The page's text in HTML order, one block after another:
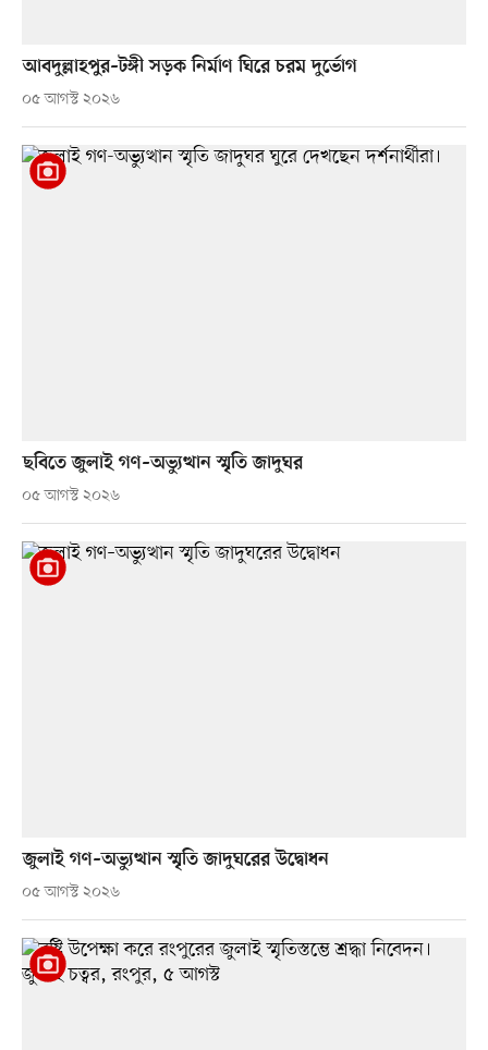
আবদুল্লাহপুর–টঙ্গী সড়ক নির্মাণ ঘিরে চরম দুর্ভোগ
০৫ আগস্ট ২০২৬
ছবিতে জুলাই গণ–অভ্যুত্থান স্মৃতি জাদুঘর
০৫ আগস্ট ২০২৬
জুলাই গণ–অভ্যুত্থান স্মৃতি জাদুঘরের উদ্বোধন
০৫ আগস্ট ২০২৬